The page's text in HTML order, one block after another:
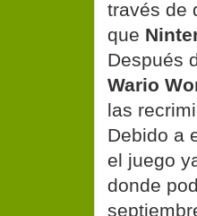
través de
que
Después
Wario
las
Debido a
el juego
donde